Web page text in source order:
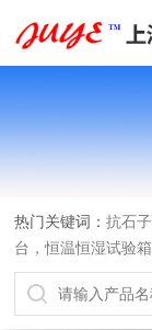
热门关键词：抗石
台，恒温恒湿试验
试验箱，沙尘试验